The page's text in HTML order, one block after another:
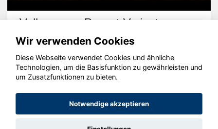
Volkswagen Passat Variant
© konjunkturmotor.de GmbH 2020 - 2026
Wir verwenden Cookies
Diese Webseite verwendet Cookies und ähnliche
Technologien, um die Basisfunktion zu gewährleisten und
um Zusatzfunktionen zu bieten.
Notwendige akzeptieren